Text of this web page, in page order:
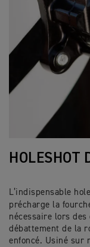
HOLESHOT
L’indispensable
précharge la
nécessaire lors
débattement de la
enfoncé. Usiné sur